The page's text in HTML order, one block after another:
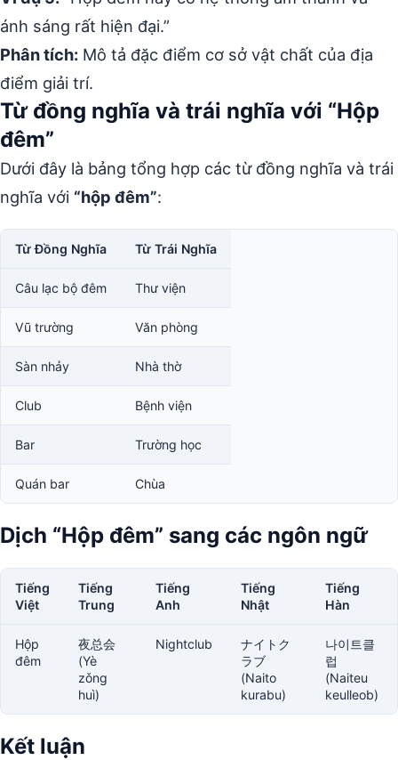
ánh sáng rất hiện đại.”
Phân tích: Mô tả đặc điểm cơ sở vật chất của địa
điểm giải trí.
Từ đồng nghĩa và trái nghĩa với “Hộp
đêm”
Dưới đây là bảng tổng hợp các từ đồng nghĩa và trái
nghĩa với “hộp đêm”:
Từ Đồng Nghĩa Từ Trái Nghĩa
Câu lạc bộ đêm Thư viện
Vũ trường Văn phòng
Sàn nhảy Nhà thờ
Club Bệnh viện
Bar Trường học
Quán bar Chùa
Dịch “Hộp đêm” sang các ngôn ngữ
Tiếng
Việt
Tiếng
Trung
Tiếng
Anh
Tiếng
Nhật
Tiếng
Hàn
Hộp
đêm
夜总会
(Yè
zǒng
huì)
Nightclub
ナイトク
ラブ
(Naito
kurabu)
나이트클
럽
(Naiteu
keulleob)
Kết luận